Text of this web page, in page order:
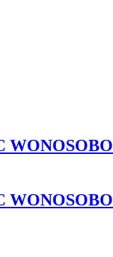
WONOSOBO
WONOSOBO